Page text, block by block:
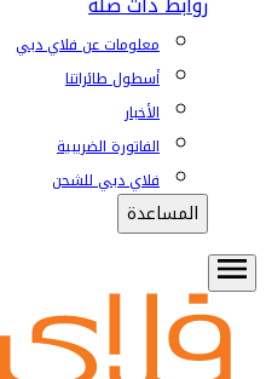
معلومات عن فلاي دبي
أسطول طائراتنا
الأخبار
الفاتورة الضريبية
فلاي دبي للشحن
المساعدة